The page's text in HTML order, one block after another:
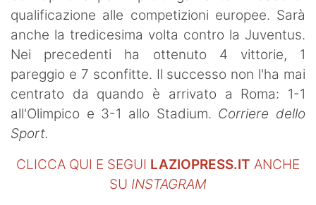
qualificazione alle competizioni europee. Sarà
anche la tredicesima volta contro la Juventus.
Nei precedenti ha ottenuto 4 vittorie, 1
pareggio e 7 sconfitte. Il successo non l'ha mai
centrato da quando è arrivato a Roma: 1-1
all'Olimpico e 3-1 allo Stadium. Corriere dello
Sport.
CLICCA QUI E SEGUI LAZIOPRESS.IT ANCHE
SU INSTAGRAM